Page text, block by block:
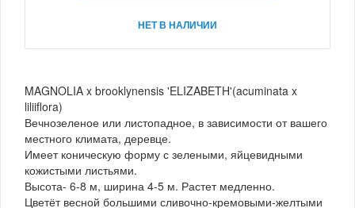
НЕТ В НАЛИЧИИ
MAGNOLIA x brooklynensis 'ELIZABETH'(acuminata x
liliiflora)
Вечнозеленое или листопадное, в зависимости от вашего
местного климата, деревце.
Имеет коническую форму с зелеными, яйцевидными
кожистыми листьями.
Высота- 6-8 м, ширина 4-5 м. Растет медленно.
Цветёт весной большими сливочно-кремовыми-желтыми